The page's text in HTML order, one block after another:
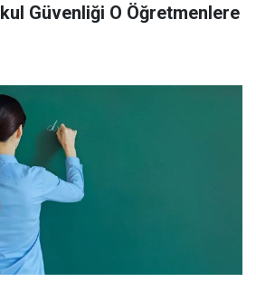
Güvenliği O Öğretmenlere